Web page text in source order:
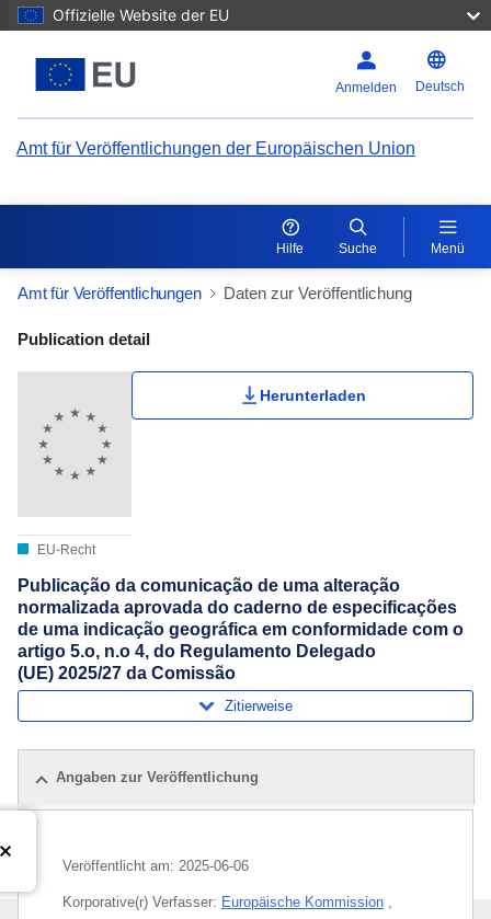
Offizielle Website der EU
Anmelden Deutsch
Amt für Veröffentlichungen der Europäischen Union
Hilfe Suche Menü
Amt für Veröffentlichungen Daten zur Veröffentlichung
Publication Detail Actions Portlet
Publication detail
EU-Recht
Herunterladen
Publicação da comunicação de uma alteração
normalizada aprovada do caderno de especificações
de uma indicação geográfica em conformidade com o
artigo 5.o, n.o 4, do Regulamento Delegado
(UE) 2025/27 da Comissão
Zitierweise
Angaben zur Veröffentlichung
Veröffentlicht am: 2025-06-06
Korporative(r) Verfasser: Europäische Kommission ,